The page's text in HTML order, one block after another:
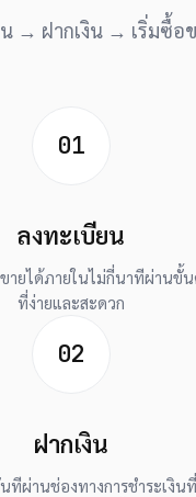
→ ฝากเงิน → เริ่มซื้อ
01
ลงทะเบียน
ยได้ภายในไม่กี่นาทีผ่านขั้
ที่ง่ายและสะดวก
02
ฝากเงิน
ทีผ่านช่องทางการชำระเงิน